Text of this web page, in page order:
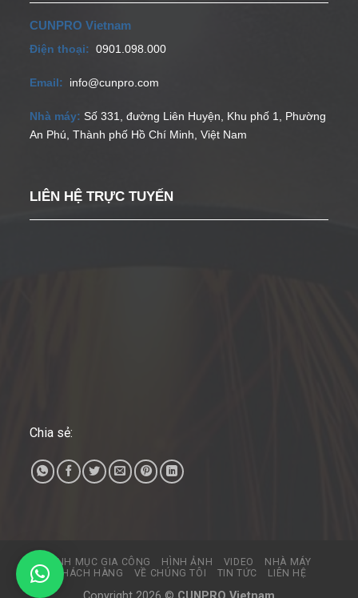
CUNPRO Vietnam
Điện thoại: 0901.098.000
Email: info@cunpro.com
Nhà máy: Số 331, đường Liên Huyện, Khu phố 1, Phường
An Phú, Thành phố Hồ Chí Minh, Việt Nam
LIÊN HỆ TRỰC TUYẾN
Chia sẻ:
DANH MỤC GIA CÔNG HÌNH ẢNH VIDEO
NHÀ MÁY
KHÁCH HÀNG
VỀ CHÚNG TÔI TIN TỨC LIÊN HỆ